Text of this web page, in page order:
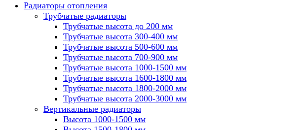
Радиаторы отопления
Трубчатые радиаторы
Трубчатые высота до 200 мм
Трубчатые высота 300-400 мм
Трубчатые высота 500-600 мм
Трубчатые высота 700-900 мм
Трубчатые высота 1000-1500 мм
Трубчатые высота 1600-1800 мм
Трубчатые высота 1800-2000 мм
Трубчатые высота 2000-3000 мм
Вертикальные радиаторы
Высота 1000-1500 мм